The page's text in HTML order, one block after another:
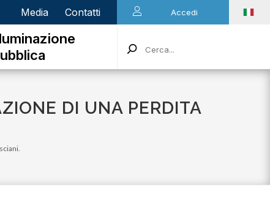
Media Contatti Accedi
DI UNA PERDITA